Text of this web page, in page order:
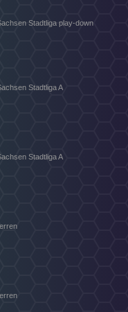
Stadtliga play-down
Stadtliga A
Stadtliga A